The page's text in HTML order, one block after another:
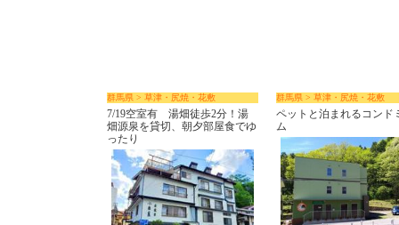
群馬県 > 草津・尻焼・花敷
7/19空室有 湯畑徒歩2分！湯
畑源泉を貸切、朝夕部屋食でゆ
ったり
群馬県 > 草津・尻焼・花敷
ペットと泊まれるコンド
ム